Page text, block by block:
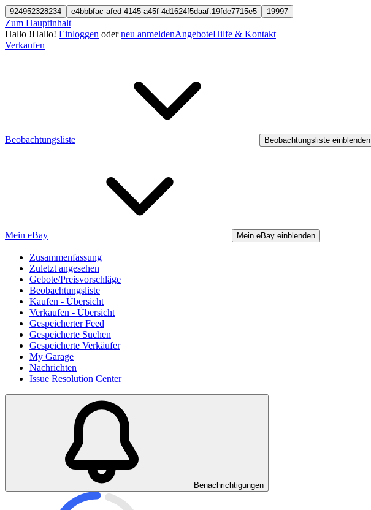
924952328234 e4bbbfac-afed-4145-a45f-4d1624f5daaf:19fde7715e5 19997
Zum Hauptinhalt
Hallo !Hallo! Einloggen oderneu anmeldenAngeboteHilfe & Kontakt
Verkaufen
Beobachtungsliste Beobachtungsliste einblenden
Mein eBay Mein eBay einblenden
Zusammenfassung
Zuletzt angesehen
Gebote/Preisvorschläge
Beobachtungsliste
Kaufen - Übersicht
Verkaufen - Übersicht
Gespeicherter Feed
Gespeicherte Suchen
Gespeicherte Verkäufer
My Garage
Nachrichten
Issue Resolution Center
Benachrichtigungen